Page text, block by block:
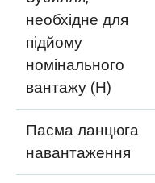
необхідне для
підйому
номінального
вантажу (Н)
Пасма ланцюга
навантаження